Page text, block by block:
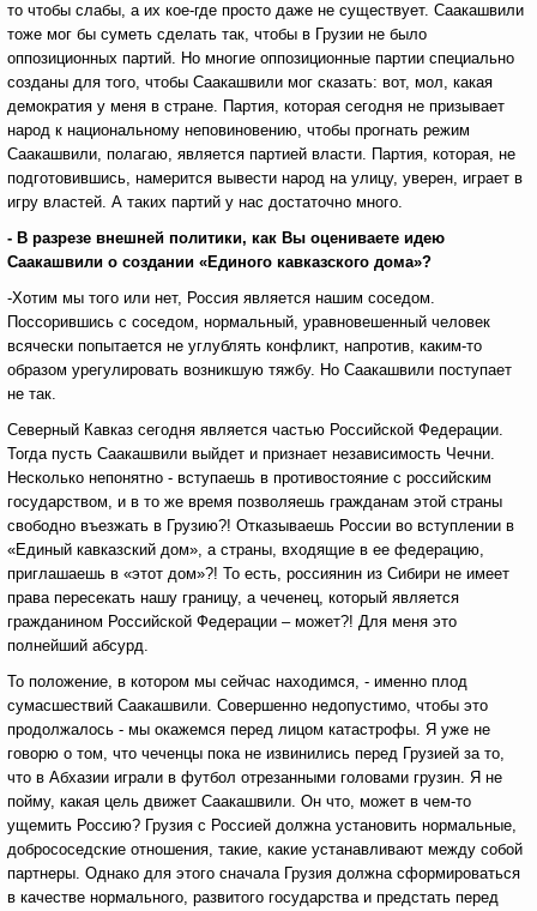
то чтобы слабы, а их кое-где просто даже не существует. Саакашвили
тоже мог бы суметь сделать так, чтобы в Грузии не было
оппозиционных партий. Но многие оппозиционные партии специально
созданы для того, чтобы Саакашвили мог сказать: вот, мол, какая
демократия у меня в стране. Партия, которая сегодня не призывает
народ к национальному неповиновению, чтобы прогнать режим
Саакашвили, полагаю, является партией власти. Партия, которая, не
подготовившись, намерится вывести народ на улицу, уверен, играет в
игру властей. А таких партий у нас достаточно много.
- В разрезе внешней политики, как Вы оцениваете идею
Саакашвили о создании «Единого кавказского дома»?
-Хотим мы того или нет, Россия является нашим соседом.
Поссорившись с соседом, нормальный, уравновешенный человек
всячески попытается не углублять конфликт, напротив, каким-то
образом урегулировать возникшую тяжбу. Но Саакашвили поступает
не так.
Северный Кавказ сегодня является частью Российской Федерации.
Тогда пусть Саакашвили выйдет и признает независимость Чечни.
Несколько непонятно - вступаешь в противостояние с российским
государством, и в то же время позволяешь гражданам этой страны
свободно въезжать в Грузию?! Отказываешь России во вступлении в
«Единый кавказский дом», а страны, входящие в ее федерацию,
приглашаешь в «этот дом»?! То есть, россиянин из Сибири не имеет
права пересекать нашу границу, а чеченец, который является
гражданином Российской Федерации – может?! Для меня это
полнейший абсурд.
То положение, в котором мы сейчас находимся, - именно плод
сумасшествий Саакашвили. Совершенно недопустимо, чтобы это
продолжалось - мы окажемся перед лицом катастрофы. Я уже не
говорю о том, что чеченцы пока не извинились перед Грузией за то,
что в Абхазии играли в футбол отрезанными головами грузин. Я не
пойму, какая цель движет Саакашвили. Он что, может в чем-то
ущемить Россию? Грузия с Россией должна установить нормальные,
добрососедские отношения, такие, какие устанавливают между собой
партнеры. Однако для этого сначала Грузия должна сформироваться
в качестве нормального, развитого государства и предстать перед